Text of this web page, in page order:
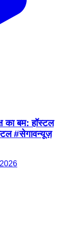
का बम: हॉस्टल
#सेगावन्यूज़